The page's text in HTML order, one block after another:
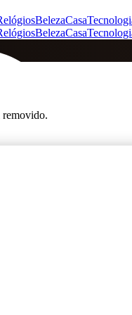
BelezaCasa
BelezaCasa
removido.